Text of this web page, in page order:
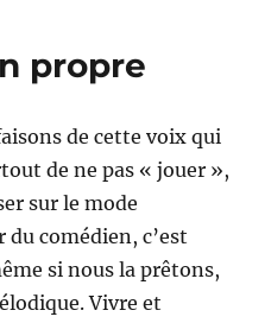
propre
de cette voix qui
de ne pas « jouer »,
sur le mode
comédien, c’est
si nous la prêtons,
Vivre et